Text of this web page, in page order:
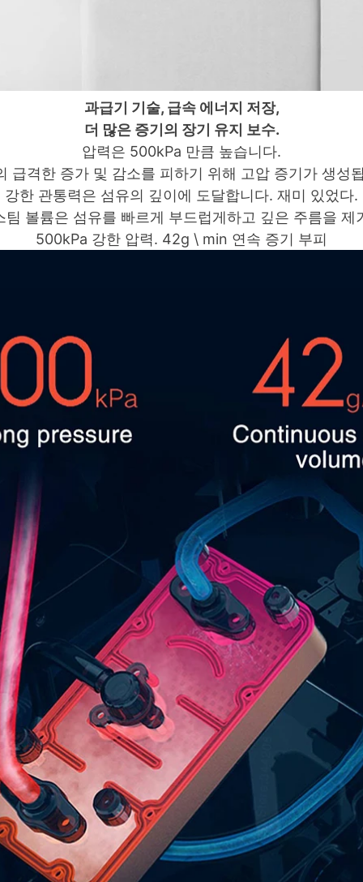
과급기 기술, 급속 에너지 저장,
더 많은 증기의 장기 유지 보수.
압력은 500kPa 만큼 높습니다.
급격한 증가 및 감소를 피하기 위해 고압 증기가 생성
강한 관통력은 섬유의 깊이에 도달합니다. 재미 있었다.
볼륨은 섬유를 빠르게 부드럽게하고 깊은 주름을 제
500kPa 강한 압력. 42g \ min 연속 증기 부피